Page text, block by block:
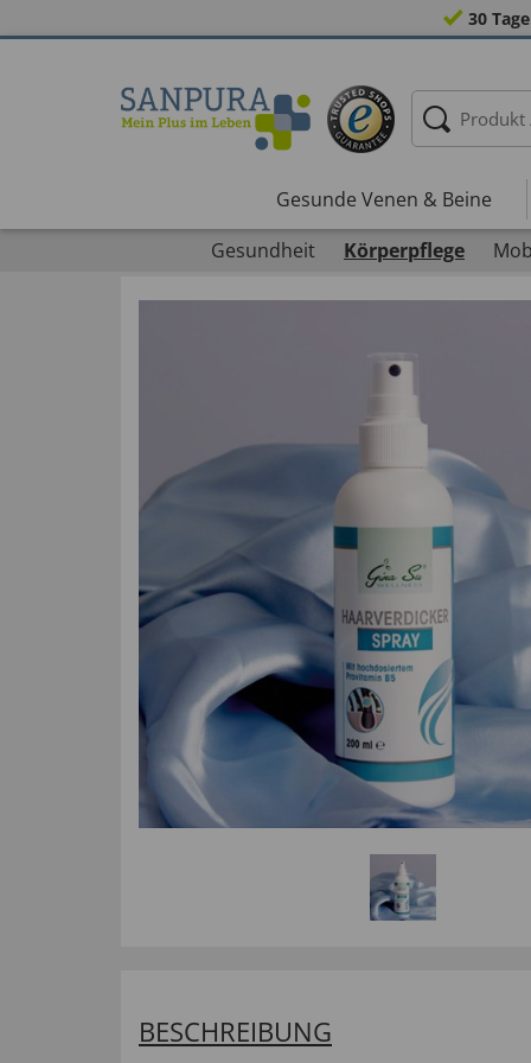
30
Gesunde Venen & Beine
Gesundheit
Körperpflege
BESCHREIBUNG